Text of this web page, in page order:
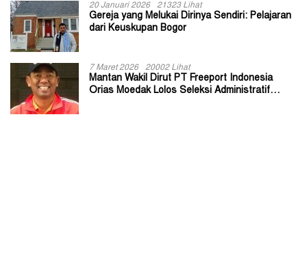
20 Januari 2026 21323 Lihat
Gereja yang Melukai Dirinya Sendiri: Pelajaran
dari Keuskupan Bogor
7 Maret 2026 20002 Lihat
Mantan Wakil Dirut PT Freeport Indonesia
Orias Moedak Lolos Seleksi Administratif